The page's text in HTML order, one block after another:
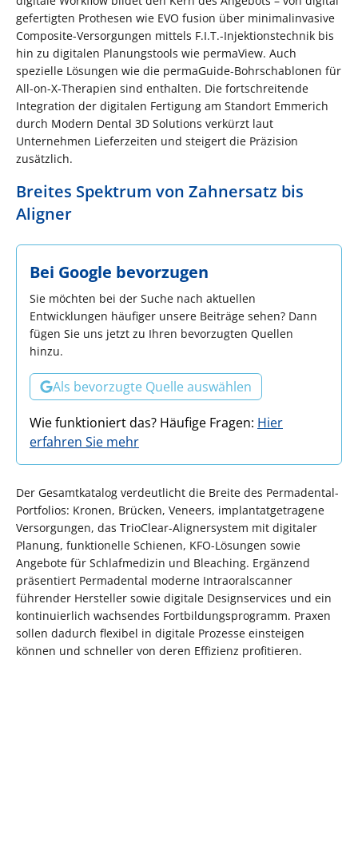
gefertigten Prothesen wie EVO fusion über minimalinvasive
Composite-Versorgungen mittels F.I.T.-Injektionstechnik bis
hin zu digitalen Planungstools wie permaView. Auch
spezielle Lösungen wie die permaGuide-Bohrschablonen für
All-on-X-Therapien sind enthalten. Die fortschreitende
Integration der digitalen Fertigung am Standort Emmerich
durch Modern Dental 3D Solutions verkürzt laut
Unternehmen Lieferzeiten und steigert die Präzision
zusätzlich.
Breites Spektrum von Zahnersatz bis
Aligner
Bei Google bevorzugen
Sie möchten bei der Suche nach aktuellen
Entwicklungen häufiger unsere Beiträge sehen? Dann
fügen Sie uns jetzt zu Ihren bevorzugten Quellen
hinzu.
Als bevorzugte Quelle auswählen
Wie funktioniert das? Häufige Fragen: Hier
erfahren Sie mehr
Der Gesamtkatalog verdeutlicht die Breite des Permadental-
Portfolios: Kronen, Brücken, Veneers, implantatgetragene
Versorgungen, das TrioClear-Alignersystem mit digitaler
Planung, funktionelle Schienen, KFO-Lösungen sowie
Angebote für Schlafmedizin und Bleaching. Ergänzend
präsentiert Permadental moderne Intraoralscanner
führender Hersteller sowie digitale Designservices und ein
kontinuierlich wachsendes Fortbildungsprogramm. Praxen
sollen dadurch flexibel in digitale Prozesse einsteigen
können und schneller von deren Effizienz profitieren.